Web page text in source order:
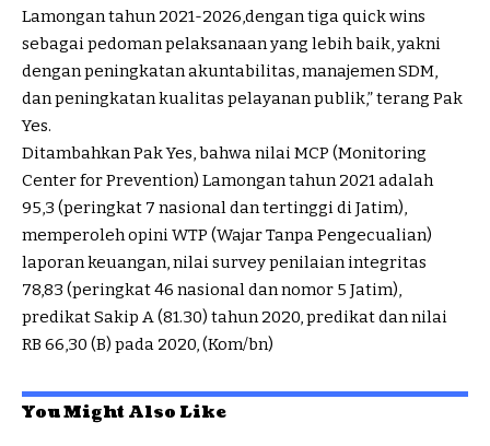
Lamongan tahun 2021-2026,dengan tiga quick wins
sebagai pedoman pelaksanaan yang lebih baik, yakni
dengan peningkatan akuntabilitas, manajemen SDM,
dan peningkatan kualitas pelayanan publik,” terang Pak
Yes.
Ditambahkan Pak Yes, bahwa nilai MCP (Monitoring
Center for Prevention) Lamongan tahun 2021 adalah
95,3 (peringkat 7 nasional dan tertinggi di Jatim),
memperoleh opini WTP (Wajar Tanpa Pengecualian)
laporan keuangan, nilai survey penilaian integritas
78,83 (peringkat 46 nasional dan nomor 5 Jatim),
predikat Sakip A (81.30) tahun 2020, predikat dan nilai
RB 66,30 (B) pada 2020, (Kom/bn)
You Might Also Like